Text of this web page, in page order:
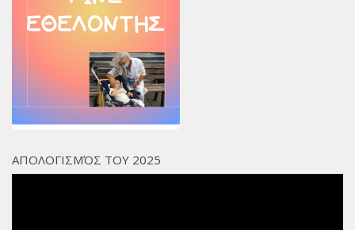
ΑΠΟΛΟΓΙΣΜΌΣ ΤΟΥ 2025